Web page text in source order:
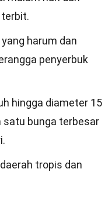
harum dan
penyerbuk
hingga diameter 15
satu bunga terbesar
tropis dan